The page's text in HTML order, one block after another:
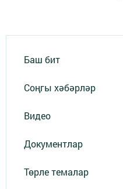
Баш бит
Соңгы хәбәрләр
Видео
Документлар
Төрле темалар